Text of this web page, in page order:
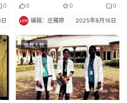
0 0 0 0
编辑：庄雅婷 2025年8月16日
佛教人物